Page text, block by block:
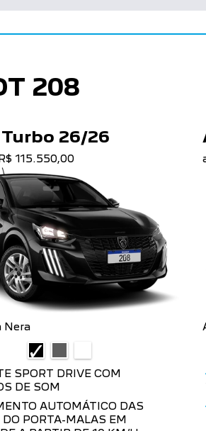
EM LED
em todas as versões, as
em LED equipam o
208, que também conta
para um design de
e únicas.